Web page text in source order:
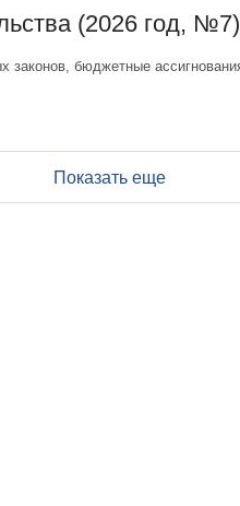
(2026 год, №7)
законов, бюджетные
Показать еще